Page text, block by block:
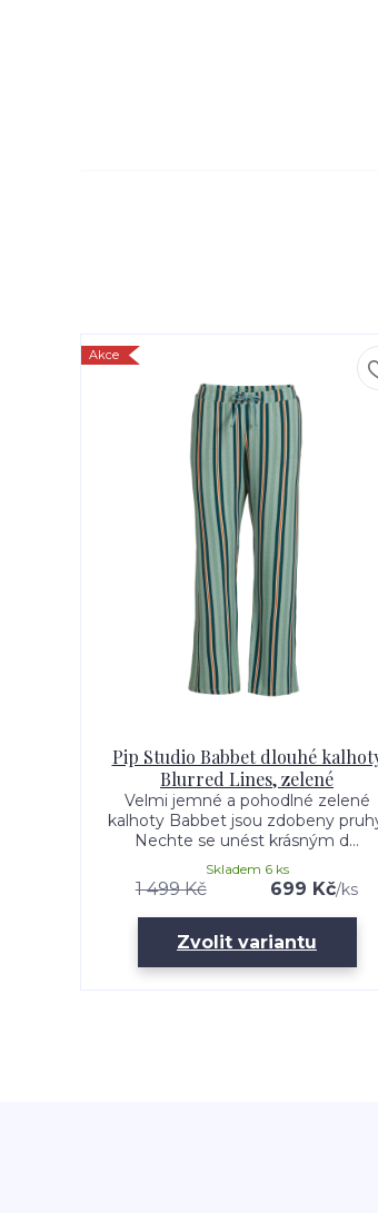
Akce
Pip Studio Babbet dlouhé
Blurred Lines, zelené
Velmi jemné a pohodlné zelené
kalhoty Babbet jsou zdobeny
Nechte se unést krásným d...
1 499 Kč 699 Kč/ks
Skladem 6 ks
Zvolit variantu